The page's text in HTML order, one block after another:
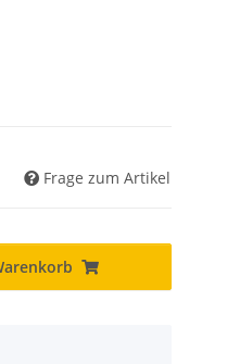
Frage zum Artikel